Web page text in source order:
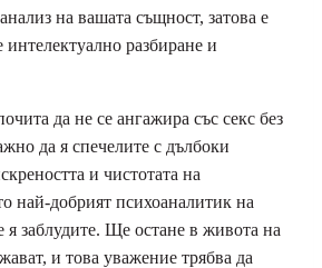
на вашата същност, затова е
разбиране и
да не се ангажира със секс без
да я спечелите с дълбоки
и чистотата на
най-добрият психоаналитик на
я заблудите. Ще остане в живота на
и това уважение трябва да